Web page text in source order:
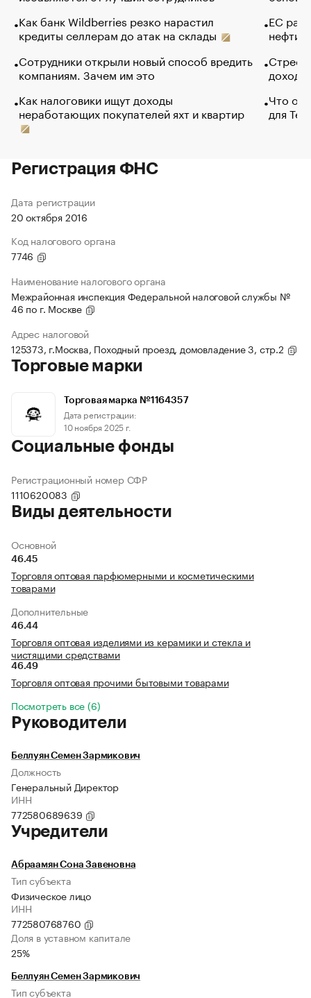
Как банк Wildberries резко нарастил
кредиты селлерам до атак на склады
Сотрудники открыли новый способ вредить
компаниям. Зачем им это
Как налоговики ищут доходы
неработающих покупателей яхт и квартир
ЕС
нефти
Что
для
Регистрация ФНС
Дата регистрации
20 октября 2016
Код налогового органа
7746
Наименование налогового органа
Межрайонная инспекция Федеральной налоговой службы №
46 по г. Москве
Адрес налоговой
125373, г.Москва, Походный проезд, домовладение 3, стр.2
Торговые марки
Торговая марка №1164357
Дата регистрации:
10 ноября 2025 г.
Социальные фонды
Регистрационный номер СФР
1110620083
Виды деятельности
Основной
46.45
Торговля оптовая парфюмерными и косметическими
товарами
Дополнительные
46.44
Торговля оптовая изделиями из керамики и стекла и
чистящими средствами
46.49
Торговля оптовая прочими бытовыми товарами
Посмотреть все (6)
Руководители
Беллуян Семен Зармикович
Должность
Генеральный Директор
ИНН
772580689639
Учредители
Абраамян Сона Завеновна
Тип субъекта
Физическое лицо
ИНН
772580768760
Доля в уставном капитале
25%
Беллуян Семен Зармикович
Тип субъекта